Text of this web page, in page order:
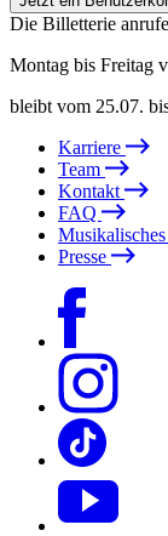
Die Billetterie
Montag bis Freitag
bleibt vom 25.07.
Karriere
Team
Kontakt
FAQ
Presse